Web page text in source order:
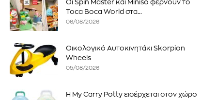
Οι Spin Master και Miniso φέρνουν το
Toca Boca World στα...
06/08/2026
Οικολογικό Αυτοκινητάκι Skorpion
Wheels
05/08/2026
Η My Carry Potty εισέρχεται στον χώρο